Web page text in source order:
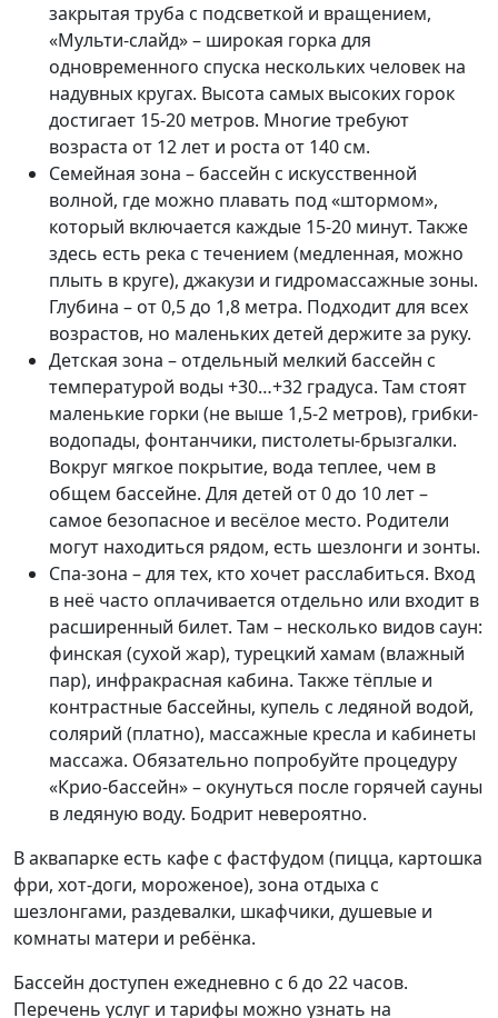
закрытая труба с подсветкой и вращением,
«Мульти-слайд» – широкая горка для
одновременного спуска нескольких человек на
надувных кругах. Высота самых высоких горок
достигает 15-20 метров. Многие требуют
возраста от 12 лет и роста от 140 см.
Семейная зона – бассейн с искусственной
волной, где можно плавать под «штормом»,
который включается каждые 15-20 минут. Также
здесь есть река с течением (медленная, можно
плыть в круге), джакузи и гидромассажные зоны.
Глубина – от 0,5 до 1,8 метра. Подходит для всех
возрастов, но маленьких детей держите за руку.
Детская зона – отдельный мелкий бассейн с
температурой воды +30…+32 градуса. Там стоят
маленькие горки (не выше 1,5-2 метров), грибки-
водопады, фонтанчики, пистолеты-брызгалки.
Вокруг мягкое покрытие, вода теплее, чем в
общем бассейне. Для детей от 0 до 10 лет –
самое безопасное и весёлое место. Родители
могут находиться рядом, есть шезлонги и зонты.
Спа-зона – для тех, кто хочет расслабиться. Вход
в неё часто оплачивается отдельно или входит в
расширенный билет. Там – несколько видов саун:
финская (сухой жар), турецкий хамам (влажный
пар), инфракрасная кабина. Также тёплые и
контрастные бассейны, купель с ледяной водой,
солярий (платно), массажные кресла и кабинеты
массажа. Обязательно попробуйте процедуру
«Крио-бассейн» – окунуться после горячей сауны
в ледяную воду. Бодрит невероятно.
В аквапарке есть кафе с фастфудом (пицца, картошка
фри, хот-доги, мороженое), зона отдыха с
шезлонгами, раздевалки, шкафчики, душевые и
комнаты матери и ребёнка.
Бассейн доступен ежедневно с 6 до 22 часов.
Перечень услуг и тарифы можно узнать на